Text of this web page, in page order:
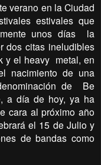
verano en la Ciudad
estivales que
unos días
la
dos citas ineludibles
y el heavy metal, en
nacimiento de una
de
Be
a día de hoy, ya ha
cara al próximo año
el 15 de Julio y
de bandas como